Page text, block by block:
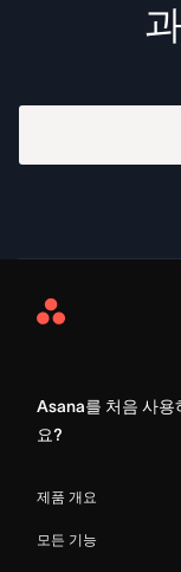
Asana
Asana를 처음 사용
요?
제품 개요
모든 기능